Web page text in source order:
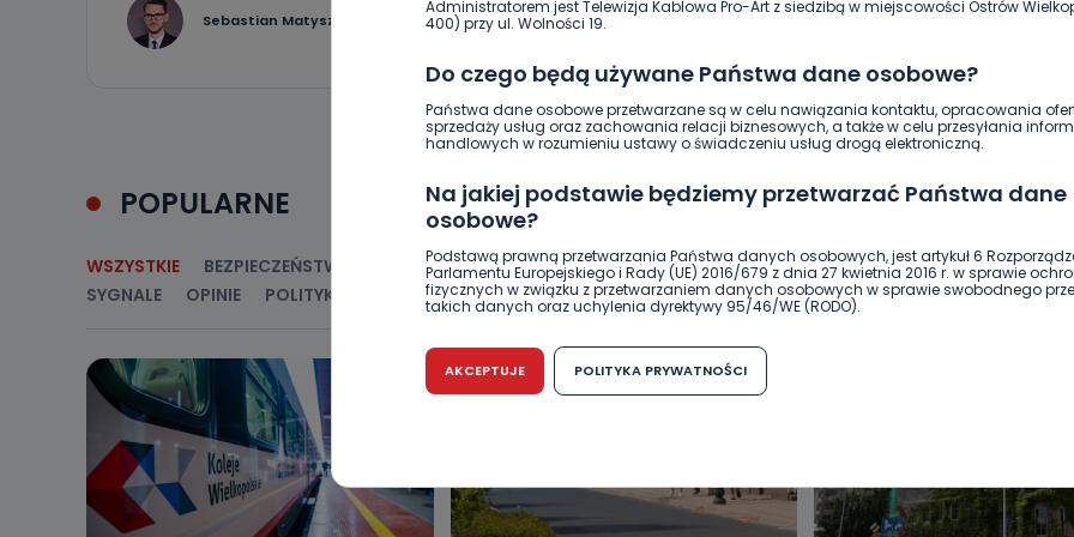
Administratorem jest Telewizja Kablowa Pro-Art z siedzibą w miejscowości Ostrów
400) przy ul. Wolności 19.
Do czego będą używane Państwa dane osobowe?
Państwa dane osobowe przetwarzane są w celu nawiązania kontaktu, opracowania
sprzedaży usług oraz zachowania relacji biznesowych, a także w celu przesyłania
handlowych w rozumieniu ustawy o świadczeniu usług drogą elektroniczną.
Na jakiej podstawie będziemy przetwarzać Państwa dane
osobowe?
Podstawą prawną przetwarzania Państwa danych osobowych, jest artykuł 6
Parlamentu Europejskiego i Rady (UE) 2016/679 z dnia 27 kwietnia 2016 r. w sprawie
fizycznych w związku z przetwarzaniem danych osobowych w sprawie swobodnego
takich danych oraz uchylenia dyrektywy 95/46/WE (RODO).
Czy jest możliwość cofnięcia zgody?
Podanie danych osobowych jest dobrowolne, nie jest wymogiem ustawowym lub
Kiedy i komu możemy przekazać Państwa dane?
AKCEPTUJE POLITYKA PRYWATNOŚCI
Sebastian Matyszczak 0
POPULARNE
WSZYSTKIE BEZPIECZEŃSTWO CIEKAWOSTKI EDUKACJA GOSPODARKA I FINANSE HISTORIA
SYGNALE
OPINIE POLITYKA RELIGIA SAMORZĄD ŚRODOWISKO WASZE INFO WSZYSTKICH ŚWIĘTYCH